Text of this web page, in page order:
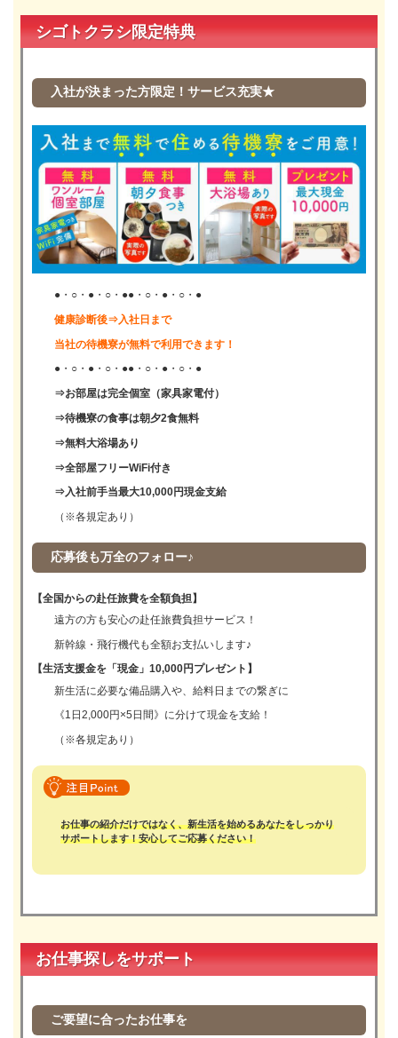
シゴトクラシ限定特典
入社が決まった方限定！サービス充実★
●・○・●・○・●●・○・●・○・●
健康診断後⇒入社日まで
当社の待機寮が無料で利用できます！
●・○・●・○・●●・○・●・○・●
⇒お部屋は完全個室（家具家電付）
⇒待機寮の食事は朝夕2食無料
⇒無料大浴場あり
⇒全部屋フリーWiFi付き
⇒入社前手当最大10,000円現金支給
（※各規定あり）
応募後も万全のフォロー♪
【全国からの赴任旅費を全額負担】
遠方の方も安心の赴任旅費負担サービス！
新幹線・飛行機代も全額お支払いします♪
【生活支援金を「現金」10,000円プレゼント】
新生活に必要な備品購入や、給料日までの繋ぎに
《1日2,000円×5日間》に分けて現金を支給！
（※各規定あり）
お仕事の紹介だけではなく、新生活を始めるあなたをしっかり
サポートします！安心してご応募ください！
お仕事探しをサポート
ご要望に合ったお仕事を